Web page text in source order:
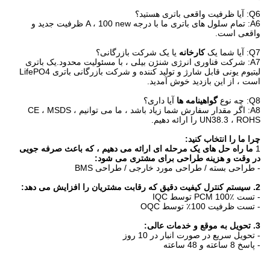
Q6: آیا ظرفیت واقعی باتری هستید؟
A6: تمام سلول های باتری ما با درجه A ، 100 new ظرفیت جدید و
واقعی است.
Q7: آیا شما یک
کارخانه یا یک شرکت بازرگانی؟
A7: شرکت فناوری انرژی شنژن بیلی ، با مسئولیت محدود.یک باتری
لیتیوم یونی قابل شارژ و تولید کننده و شرکت بازرگانی باتری LifePO4
است ، از این بازدید خوش آمدید.
Q8: چه نوع
گواهینامه ها آیا داری؟
A8: اگر مقدار سفارش شما زیاد باشد ، ما می توانیم CE ، MSDS ،
UN38.3 ، ROHS را ارائه دهیم.
چرا ما را انتخاب کنید:
1 ما راه حل های یک مرحله ای ارائه می دهیم ، که باعث صرفه جویی
در وقت و هزینه طراحی برای مشتری می شود:
- طراحی بسته / طراحی مورد خارجی / طراحی BMS
2. سیستم کنترل کیفیت دقیق که رقابت مشتریان را افزایش می دهد:
- تست PCM 100٪ توسط IQC
- تست ظرفیت 100٪ توسط OQC
3. تحویل به موقع و خدمات عالی:
- تحویل سریع در صورت انبار در 10 روز
- پاسخ 8 ساعته و 48 ساعته